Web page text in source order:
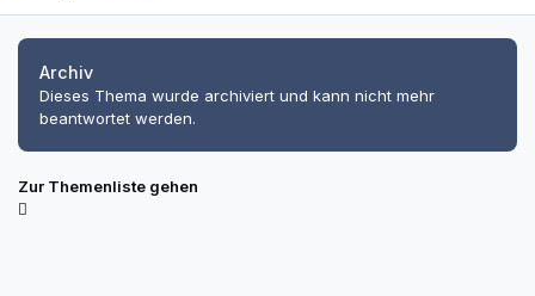
Archiv
Dieses Thema wurde archiviert und kann nicht mehr
beantwortet werden.
Zur Themenliste gehen